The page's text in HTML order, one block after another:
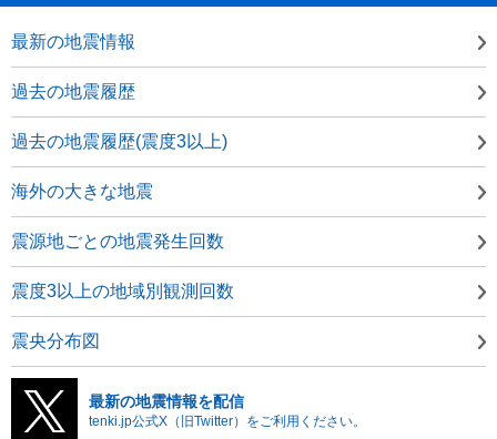
最新の地震情報
過去の地震履歴
過去の地震履歴(震度3以上)
海外の大きな地震
震源地ごとの地震発生回数
震度3以上の地域別観測回数
震央分布図
最新の地震情報を配信
tenki.jp公式X（旧Twitter）をご利用ください。